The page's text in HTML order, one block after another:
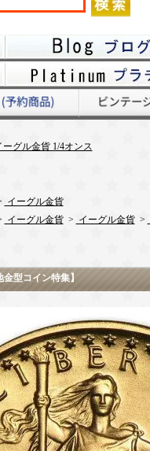
ーグル金貨 1/4オンス
イーグル金貨
イーグル金貨> イーグル金貨>
型コイン特集】